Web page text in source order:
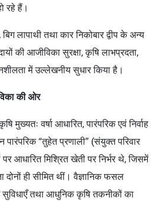
रहे हैं।
लापाथी तथा कार निकोबार द्वीप के अन्य
की आजीविका सुरक्षा, कृषि लाभप्रदता,
में उल्लेखनीय सुधार किया है।
की ओर
मुख्यतः वर्षा आधारित, पारंपरिक एवं निर्वाह
“तुहेत प्रणाली” (संयुक्त परिवार
आधारित मिश्रित खेती पर निर्भर थे, जिसमें
दोनों ही सीमित थीं। वैज्ञानिक फसल
सुविधाएँ तथा आधुनिक कृषि तकनीकों का